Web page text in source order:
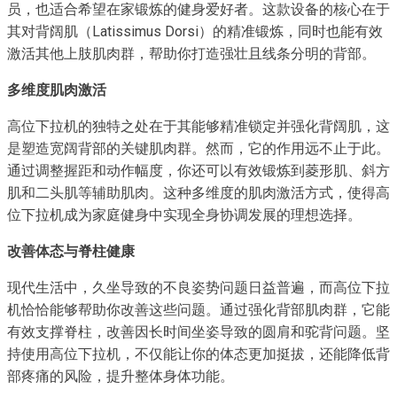
员，也适合希望在家锻炼的健身爱好者。这款设备的核心在于
其对背阔肌（Latissimus Dorsi）的精准锻炼，同时也能有效
激活其他上肢肌肉群，帮助你打造强壮且线条分明的背部。
多维度肌肉激活
高位下拉机的独特之处在于其能够精准锁定并强化背阔肌，这
是塑造宽阔背部的关键肌肉群。然而，它的作用远不止于此。
通过调整握距和动作幅度，你还可以有效锻炼到菱形肌、斜方
肌和二头肌等辅助肌肉。这种多维度的肌肉激活方式，使得高
位下拉机成为家庭健身中实现全身协调发展的理想选择。
改善体态与脊柱健康
现代生活中，久坐导致的不良姿势问题日益普遍，而高位下拉
机恰恰能够帮助你改善这些问题。通过强化背部肌肉群，它能
有效支撑脊柱，改善因长时间坐姿导致的圆肩和驼背问题。坚
持使用高位下拉机，不仅能让你的体态更加挺拔，还能降低背
部疼痛的风险，提升整体身体功能。